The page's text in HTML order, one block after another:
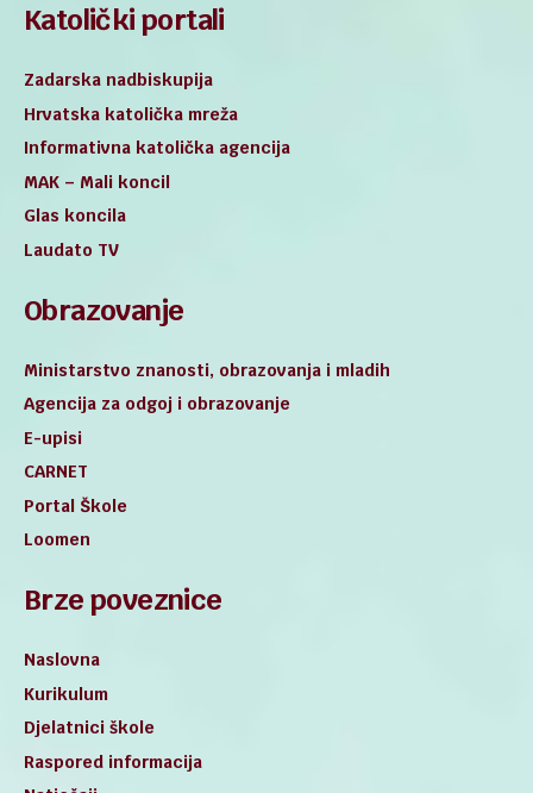
Katolički portali
Zadarska nadbiskupija
Hrvatska katolička mreža
Informativna katolička agencija
MAK – Mali koncil
Glas koncila
Laudato TV
Obrazovanje
Ministarstvo znanosti, obrazovanja i mladih
Agencija za odgoj i obrazovanje
E-upisi
CARNET
Portal Škole
Loomen
Brze poveznice
Naslovna
Kurikulum
Djelatnici škole
Raspored informacija